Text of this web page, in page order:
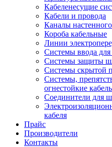
Кабеленесущие
Кабели и провода
Каналы
Короба кабельные
Линии
Системы ввода
Системы защиты
Системы скрытой
Системы,
огнестойкие
Соединители для
кабеля
Прайс
Производители
Контакты